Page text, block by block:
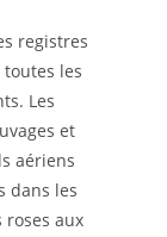
registres
les
Les
et
aériens
dans les
roses aux